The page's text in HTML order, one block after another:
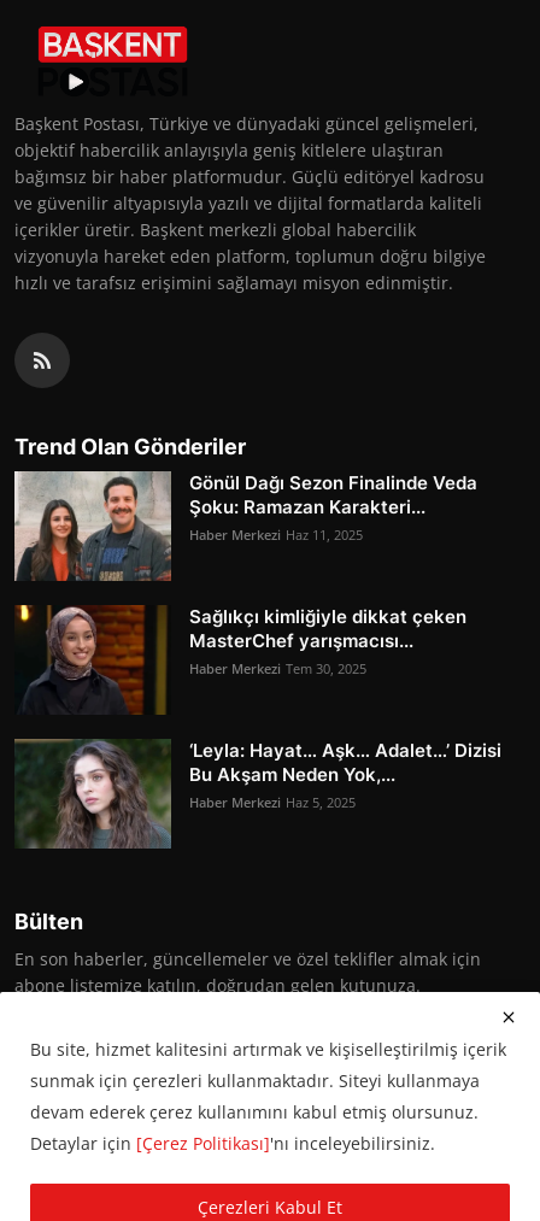
Başkent Postası, Türkiye ve dünyadaki güncel gelişmeleri,
objektif habercilik anlayışıyla geniş kitlelere ulaştıran
bağımsız bir haber platformudur. Güçlü editöryel kadrosu
ve güvenilir altyapısıyla yazılı ve dijital formatlarda kaliteli
içerikler üretir. Başkent merkezli global habercilik
vizyonuyla hareket eden platform, toplumun doğru bilgiye
hızlı ve tarafsız erişimini sağlamayı misyon edinmiştir.
Trend Olan Gönderiler
Gönül Dağı Sezon Finalinde Veda
Şoku: Ramazan Karakteri...
Haber Merkezi Haz 11, 2025
Sağlıkçı kimliğiyle dikkat çeken
MasterChef yarışmacısı...
Haber Merkezi Tem 30, 2025
‘Leyla: Hayat… Aşk… Adalet…’ Dizisi
Bu Akşam Neden Yok,...
Haber Merkezi Haz 5, 2025
Bülten
En son haberler, güncellemeler ve özel teklifler almak için
abone listemize katılın, doğrudan gelen kutunuza.
Abone Ol
KVKK Aydınlatma Metni
Bu site, hizmet kalitesini artırmak ve kişiselleştirilmiş içerik
sunmak için çerezleri kullanmaktadır. Siteyi kullanmaya
devam ederek çerez kullanımını kabul etmiş olursunuz.
Detaylar için [Çerez Politikası]'nı inceleyebilirsiniz.
Çerezleri Kabul Et